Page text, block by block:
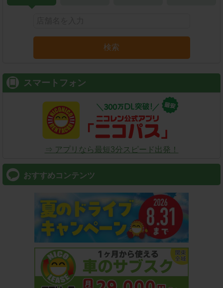
検索
スマートフォン
⇒ アプリなら最短3分スピード出発！
おすすめコンテンツ